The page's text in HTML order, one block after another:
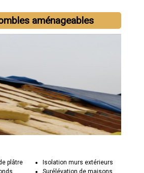
aménageables
plâtre
Isolation murs extérieurs